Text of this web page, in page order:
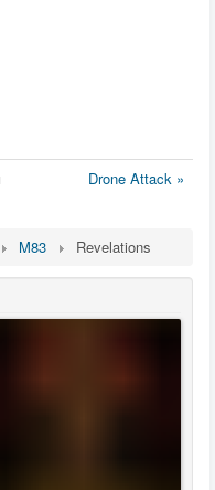
Drone Attack »
M83 Revelations